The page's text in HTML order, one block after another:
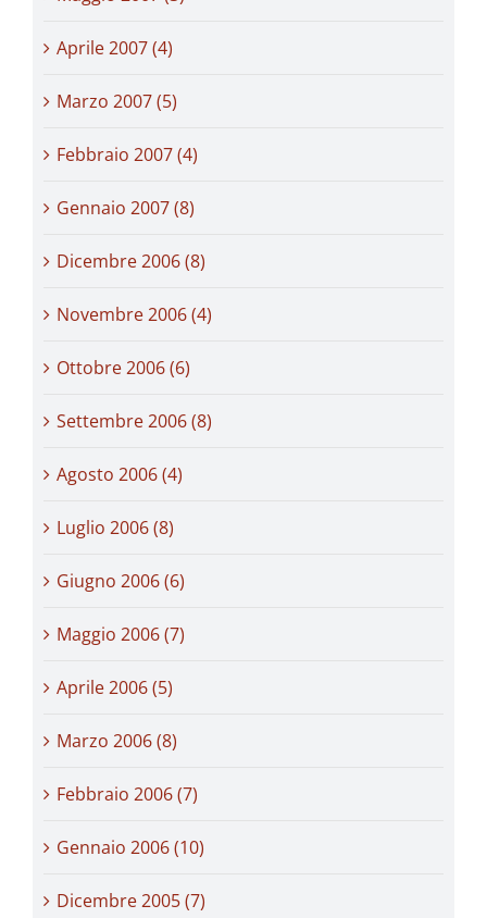
Aprile 2007 (4)
Marzo 2007 (5)
Febbraio 2007 (4)
Gennaio 2007 (8)
Dicembre 2006 (8)
Novembre 2006 (4)
Ottobre 2006 (6)
Settembre 2006 (8)
Agosto 2006 (4)
Luglio 2006 (8)
Giugno 2006 (6)
Maggio 2006 (7)
Aprile 2006 (5)
Marzo 2006 (8)
Febbraio 2006 (7)
Gennaio 2006 (10)
Dicembre 2005 (7)